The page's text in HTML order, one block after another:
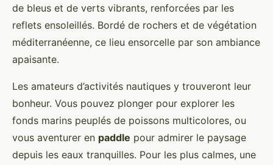
de bleus et de verts vibrants, renforcées par les
reflets ensoleillés. Bordé de rochers et de végétation
méditerranéenne, ce lieu ensorcelle par son ambiance
apaisante.
Les amateurs d’activités nautiques y trouveront leur
bonheur. Vous pouvez plonger pour explorer les
fonds marins peuplés de poissons multicolores, ou
vous aventurer en paddle pour admirer le paysage
depuis les eaux tranquilles. Pour les plus calmes, une